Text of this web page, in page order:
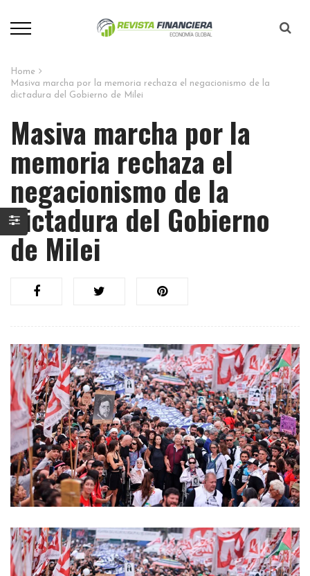
Home
Masiva marcha por la memoria rechaza el negacionismo de la
dictadura del Gobierno de Milei
Masiva marcha por la
memoria rechaza el
negacionismo de la
dictadura del Gobierno
de Milei